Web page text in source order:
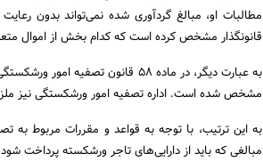
مطالبات او، مبالغ گردآوری شده نمی‌تواند بدون
قانونگذار مشخص کرده است که کدام بخش از اموال
به عبارت دیگر، در ماده 58 قانون
مشخص شده است. اداره تصفیه امور ورشکستگی نیز
به این ترتیب، با توجه به قواعد و مقررات مربوط به
مبالغی که باید از دارایی‌های تاجر ورشکسته پرداخت